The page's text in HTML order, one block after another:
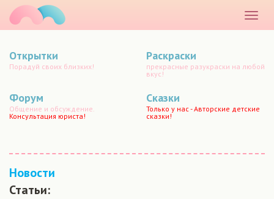
меню
Открытки
Порадуй своих близких!
Раскраски
прекрасные разукраски на любой
вкус!
Форум
Общение и обсуждение.
Консультация юриста!
Сказки
Только у нас - Авторские детские
сказки!
Новости
Статьи: